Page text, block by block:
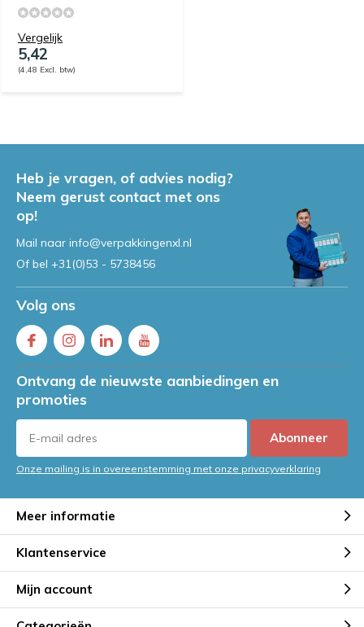
Vergelijk
5,42
(4,48 Excl. btw)
Heb je vragen, of advies nodig?
Neem gerust contact met ons
op!
Mail naar info@verpakkingenxl.nl
Of bel +31(0)53 - 5738456
Volg ons
Ontvang de nieuwste aanbiedingen en
promoties
Abonneer
Onze mailing is in overeenstemming met onze privacyverklaring
Meer informatie
Klantenservice
Mijn account